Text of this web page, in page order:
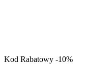
Kod Rabatowy -10%